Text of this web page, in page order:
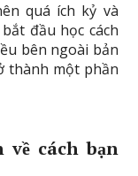
quá ích kỷ và
đầu học cách
bên ngoài bản
thành một phần
về cách bạn